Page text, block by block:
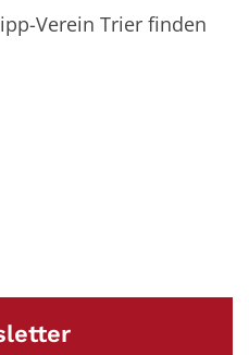
Verein Trier finden